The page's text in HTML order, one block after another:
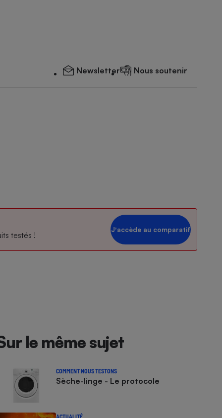
Newsletter Nous soutenir
testés !
Jʼaccède au comparatif
le même sujet
COMMENT NOUS TESTONS
Sèche-linge - Le protocole
ACTUALITÉ